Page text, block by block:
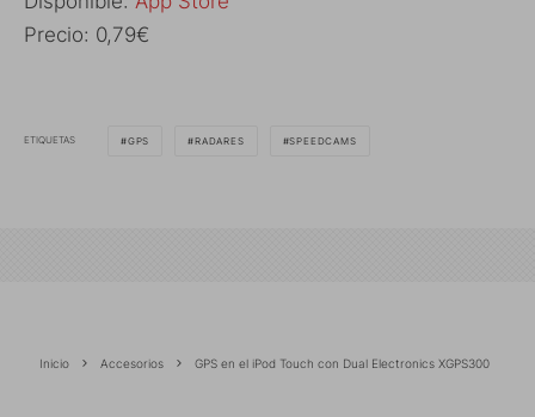
Precio: 0,79€
ETIQUETAS GPS RADARES SPEEDCAMS
Inicio Accesorios GPS en el iPod Touch con Dual Electronics XGPS300